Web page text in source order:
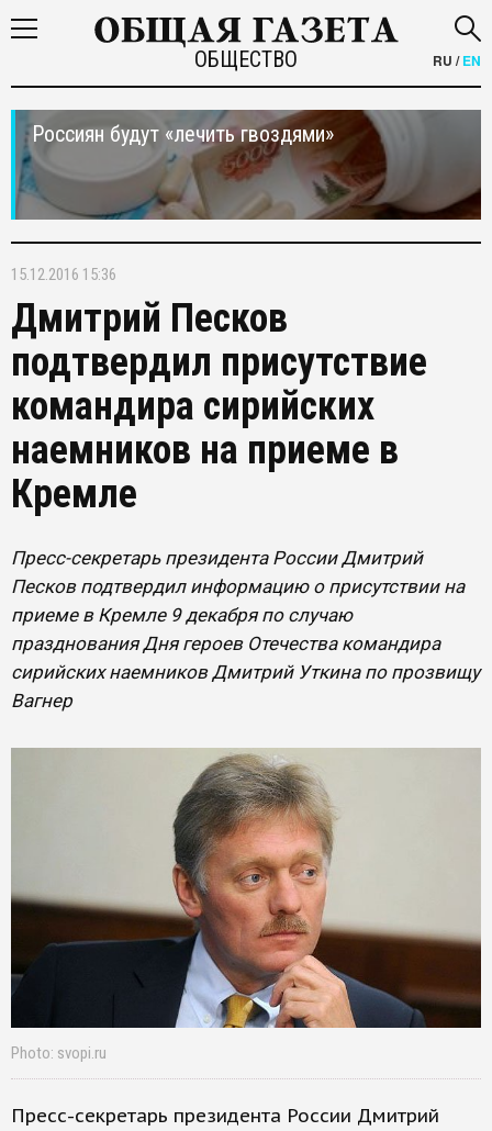
ОБЩЕСТВО RU /EN
Россиян будут «лечить гвоздями»
15.12.2016 15:36
Дмитрий Песков
подтвердил присутствие
командира сирийских
наемников на приеме в
Кремле
Пресс-секретарь президента России Дмитрий
Песков подтвердил информацию о присутствии на
приеме в Кремле 9 декабря по случаю
празднования Дня героев Отечества командира
сирийских наемников Дмитрий Уткина по прозвищу
Вагнер
Photo: svopi.ru
Пресс-секретарь президента России Дмитрий